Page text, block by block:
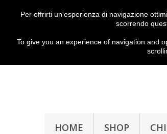
HOME SHOP
Per offrirti un'esperienza di navigazione
scorrendo
To give you an experience of navigation and